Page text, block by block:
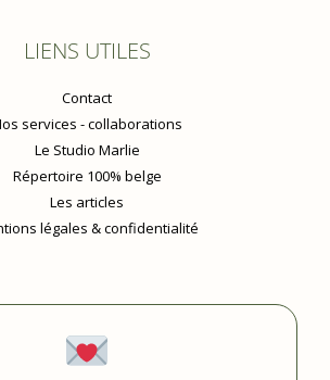
LIENS UTILES
Contact
services - collaborations
Le Studio Marlie
Répertoire 100% belge
Les articles
légales & confidentialité